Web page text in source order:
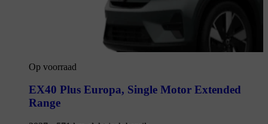
Op voorraad
EX40 Plus Europa, Single Motor Extended
Range